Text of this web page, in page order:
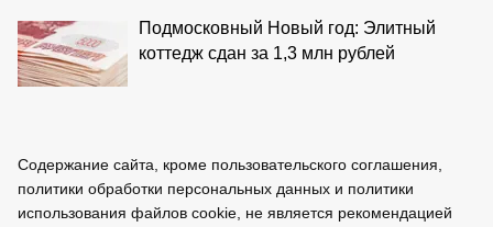
Подмосковный Новый год: Элитный
коттедж сдан за 1,3 млн рублей
Содержание сайта, кроме пользовательского соглашения,
политики обработки персональных данных и политики
использования файлов cookie, не является рекомендацией